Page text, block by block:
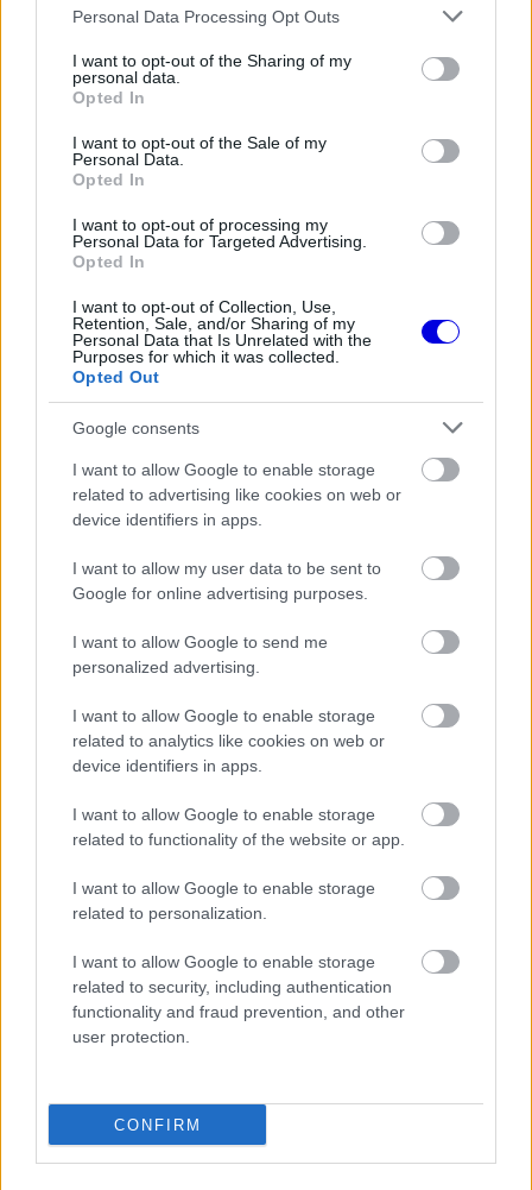
Please note that this website/app uses one or more Google
not limited to your visit or usage behaviour. You may click to
grant or deny consent to Google and its third-party tags to
use your data for below specified purposes in below Google
consent section.
Personal Data Processing Opt Outs
I want to opt-out of the Sharing of my
personal data.
Opted In
I want to opt-out of the Sale of my
Personal Data.
Opted In
I want to opt-out of processing my
Personal Data for Targeted Advertising.
Opted In
I want to opt-out of Collection, Use,
Retention, Sale, and/or Sharing of my
Personal Data that Is Unrelated with the
Purposes for which it was collected.
Opted Out
Google consents
I want to allow Google to enable storage
related to advertising like cookies on web or
device identifiers in apps.
I want to allow my user data to be sent to
Google for online advertising purposes.
I want to allow Google to send me
personalized advertising.
I want to allow Google to enable storage
related to analytics like cookies on web or
device identifiers in apps.
I want to allow Google to enable storage
related to functionality of the website or app.
I want to allow Google to enable storage
related to personalization.
I want to allow Google to enable storage
related to security, including authentication
functionality and fraud prevention, and other
user protection.
CONFIRM
This
modal
window.
The media could not be loaded, either because
is not supported.
Úgy tűnik, az Alfa Romeo pilótájának nagyon
bejön az ország hangulata és atmoszférája,
hiszen korábban például arról tett közzé vicces
a helyiek között.
EZEKET IS AJÁNLJUK
FORMA-1
Hamilton állhat a Ferrari látványos
feltámadása mögött
Súlyos eurómilliókért hallgat a Red
Bull legendás szakembere
Újabb részletek a balesetről:
Eszméletlenül terült el a fűben a
WRC-sztár a horrorisztikus bukás
után